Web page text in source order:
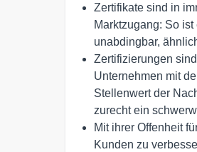
Zertifikate sind in
Marktzugang: So
unabdingbar,
Zertifizierungen
Unternehmen mit
Stellenwert der
zurecht ein
Mit ihrer Offenheit
Kunden zu